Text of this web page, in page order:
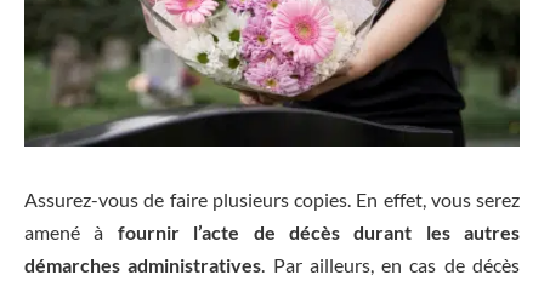
Assurez-vous de faire plusieurs copies. En effet, vous serez
amené à fournir l’acte de décès durant les autres
démarches administratives . Par ailleurs, en cas de décès